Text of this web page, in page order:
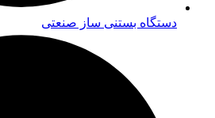
دستگاه بستنی ساز صنعتی